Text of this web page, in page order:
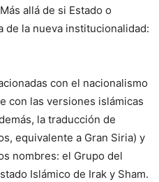
allá de si Estado o
de la nueva institucionalidad:
con el nacionalismo
con las versiones islámicas
la traducción de
equivalente a Gran Siria) y
nombres: el Grupo del
Islámico de Irak y Sham.